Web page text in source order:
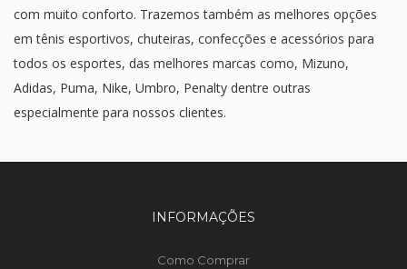
com muito conforto. Trazemos também as melhores opções
em tênis esportivos, chuteiras, confecções e acessórios para
todos os esportes, das melhores marcas como, Mizuno,
Adidas, Puma, Nike, Umbro, Penalty dentre outras
especialmente para nossos clientes.
INFORMAÇÕES
Como Comprar